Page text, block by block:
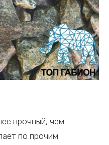
прочный, чем
по прочим